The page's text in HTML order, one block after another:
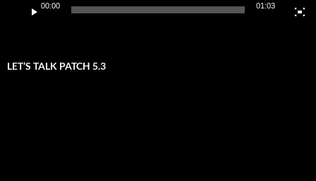
00:00 01:03
LET’S TALK PATCH 5.3